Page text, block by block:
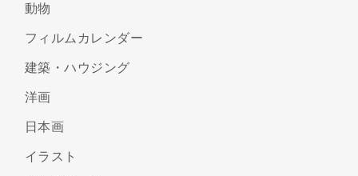
動物
フィルムカレンダー
建築・ハウジング
洋画
日本画
イラスト